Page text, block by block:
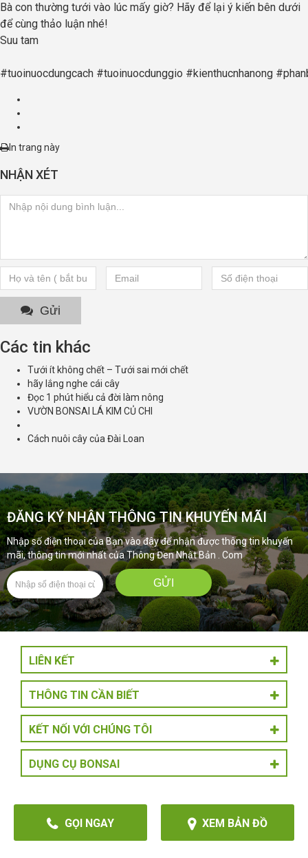
Bà con thường tưới vào lúc mấy giờ? Hãy để lại ý kiến bên dưới
để cùng thảo luận nhé!
Suu tam
#tuoinuocdungcach #tuoinuocdunggio #kienthucnhanong
In trang này
NHẬN XÉT
Gửi
Các tin khác
Tưới ít không chết – Tưới sai mới chết
hãy lắng nghe cái cây
Đọc 1 phút hiểu cả đời làm nông
VƯỜN BONSAI LÁ KIM CỦ CHI
Cách nuôi cây của Đài Loan
ĐĂNG KÝ NHẬN THÔNG TIN KHUYẾN MÃI
Nhập số điện thoại của Bạn vào đây để nhận được thông tin khuyến
mãi, thông tin mới nhất của Thông Đen Nhật Bản . Com
LIÊN KẾT
THÔNG TIN CẦN BIẾT
KẾT NỐI VỚI CHÚNG TÔI
DỤNG CỤ BONSAI
GỌI NGAY XEM BẢN ĐỒ